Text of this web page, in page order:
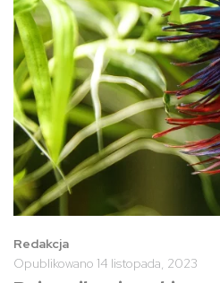
Redakcja
Opublikowano 14 listopada, 2023